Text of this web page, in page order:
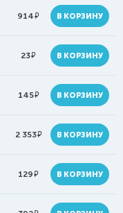
914руб. В КОРЗИНУ
23руб. В КОРЗИНУ
145руб. В КОРЗИНУ
2 353руб. В КОРЗИНУ
129руб. В КОРЗИНУ